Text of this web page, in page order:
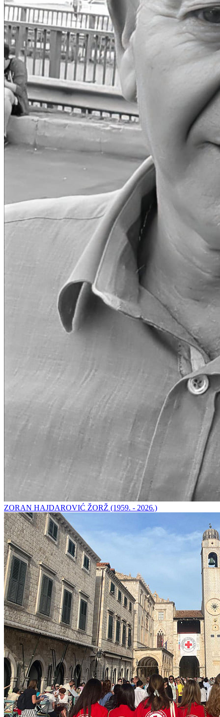
ZORAN HAJDAROVIĆ ŽORŽ (1959. - 2026.)